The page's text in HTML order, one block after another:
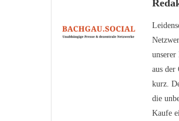
aus
kurz.
die
Kaufe